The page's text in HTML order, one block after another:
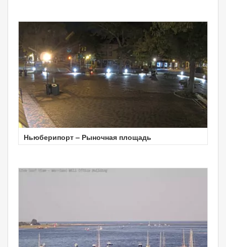
Ньюберипорт – Рыночная площадь